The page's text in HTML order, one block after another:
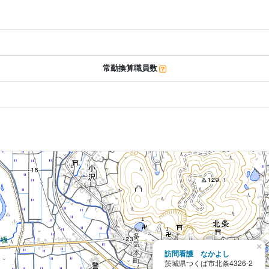
常勤換算職員数
訪問看護 なかよし
茨城県つくば市北条4326-2
×